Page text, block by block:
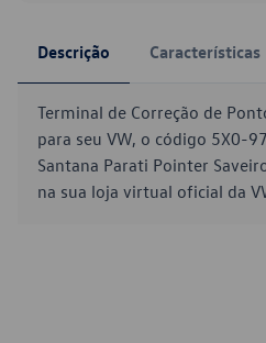
Descrição Características
Terminal de Correção de
para seu VW, o código 5X0-
Santana Parati Pointer
na sua loja virtual oficial da